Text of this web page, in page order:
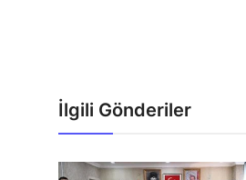
İlgili Gönderiler